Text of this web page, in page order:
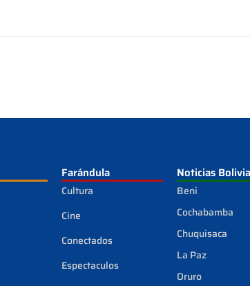
Farándula
Cultura
Cine
Conectados
Espectaculos
Noticias Bolivia
Beni
Cochabamba
Chuquisaca
La Paz
Oruro